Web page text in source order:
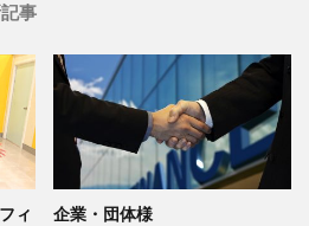
事
ィ
企業・団体様